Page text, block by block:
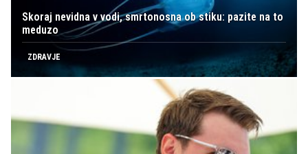
Skoraj nevidna v vodi, smrtonosna ob stiku: pazite na to
meduzo
ZDRAVJE